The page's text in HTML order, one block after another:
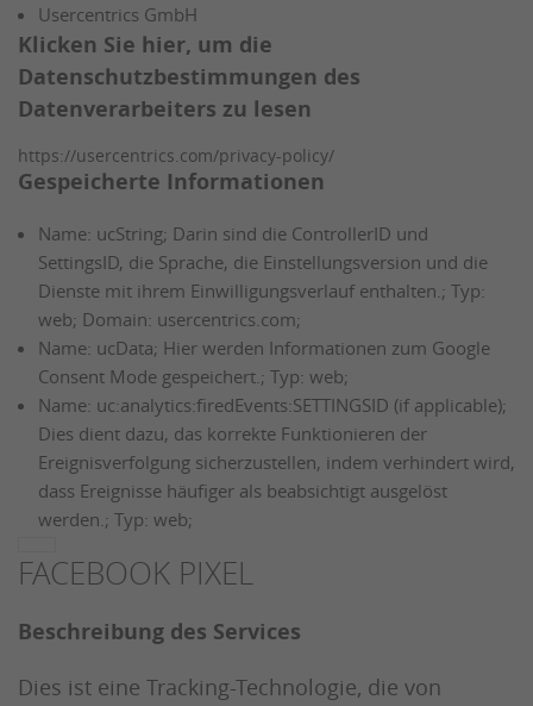
Usercentrics GmbH
Klicken Sie hier, um die
Datenschutzbestimmungen des
Datenverarbeiters zu lesen
https://usercentrics.com/privacy-policy/
Gespeicherte Informationen
Name: ucString; Darin sind die ControllerID und
SettingsID, die Sprache, die Einstellungsversion und die
Dienste mit ihrem Einwilligungsverlauf enthalten.; Typ:
web; Domain: usercentrics.com;
Name: ucData; Hier werden Informationen zum Google
Consent Mode gespeichert.; Typ: web;
Name: uc:analytics:firedEvents:SETTINGSID (if applicable);
Dies dient dazu, das korrekte Funktionieren der
Ereignisverfolgung sicherzustellen, indem verhindert wird,
dass Ereignisse häufiger als beabsichtigt ausgelöst
werden.; Typ: web;
FACEBOOK PIXEL
Beschreibung des Services
Dies ist eine Tracking-Technologie, die von